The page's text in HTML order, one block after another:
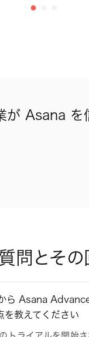
が Asana を
問とその
ら Asana
を教えてください